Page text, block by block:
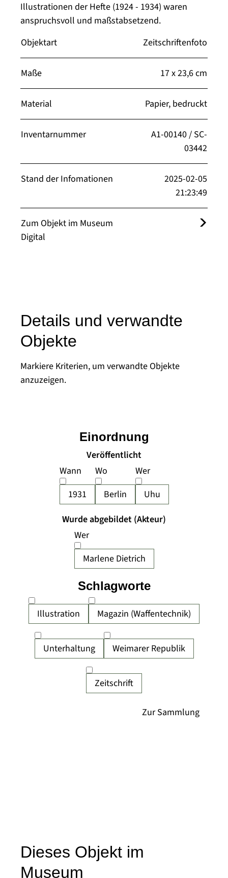
Illustrationen der Hefte (1924 - 1934) waren
anspruchsvoll und maßstabsetzend.
Objektart
Zeitschriftenfoto
Maße 17 x 23,6 cm
Material Papier, bedruckt
Inventarnummer
A1-00140 / SC-
03442
Stand der Infomationen
2025-02-05
21:23:49
Zum Objekt im Museum
Digital
Details und verwandte
Objekte
Markiere Kriterien, um verwandte Objekte
anzuzeigen.
Veröffentlicht
Wann
1931
Wo
Berlin
Wer
Uhu
Wurde abgebildet (Akteur)
Wer
Marlene Dietrich
Illustration Magazin (Waffentechnik)
Unterhaltung Weimarer Republik
Zeitschrift
Einordnung
Schlagworte
Dieses Objekt im
Museum